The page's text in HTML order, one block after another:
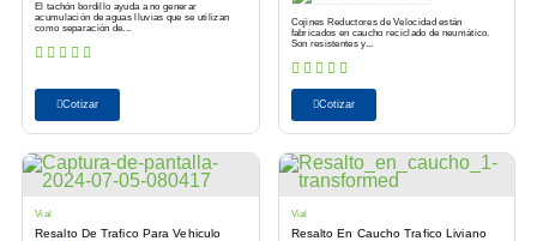
El tachón bordillo ayuda a no generar
acumulación de aguas lluvias que se utilizan
como separación de...
Cotizar
Cojines Reductores de Velocidad están
fabricados en caucho reciclado de neumático.
Son resistentes y...
Cotizar
Vial
Resalto De Trafico Para Vehiculo
Vial
Resalto En Caucho Trafico Liviano